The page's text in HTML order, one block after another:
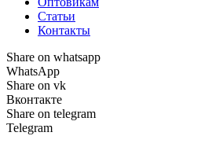
Статьи
Контакты
Share on whatsapp
WhatsApp
Share on vk
Вконтакте
Share on telegram
Telegram